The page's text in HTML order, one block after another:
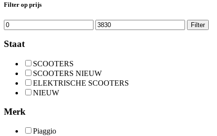
Filter op prijs
Min.
prijs
Max.
prijs
Filter
Staat
SCOOTERS
SCOOTERS NIEUW
ELEKTRISCHE SCOOTERS
NIEUW
Merk
Piaggio